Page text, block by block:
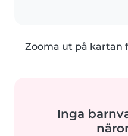
Zooma ut på kartan
Inga